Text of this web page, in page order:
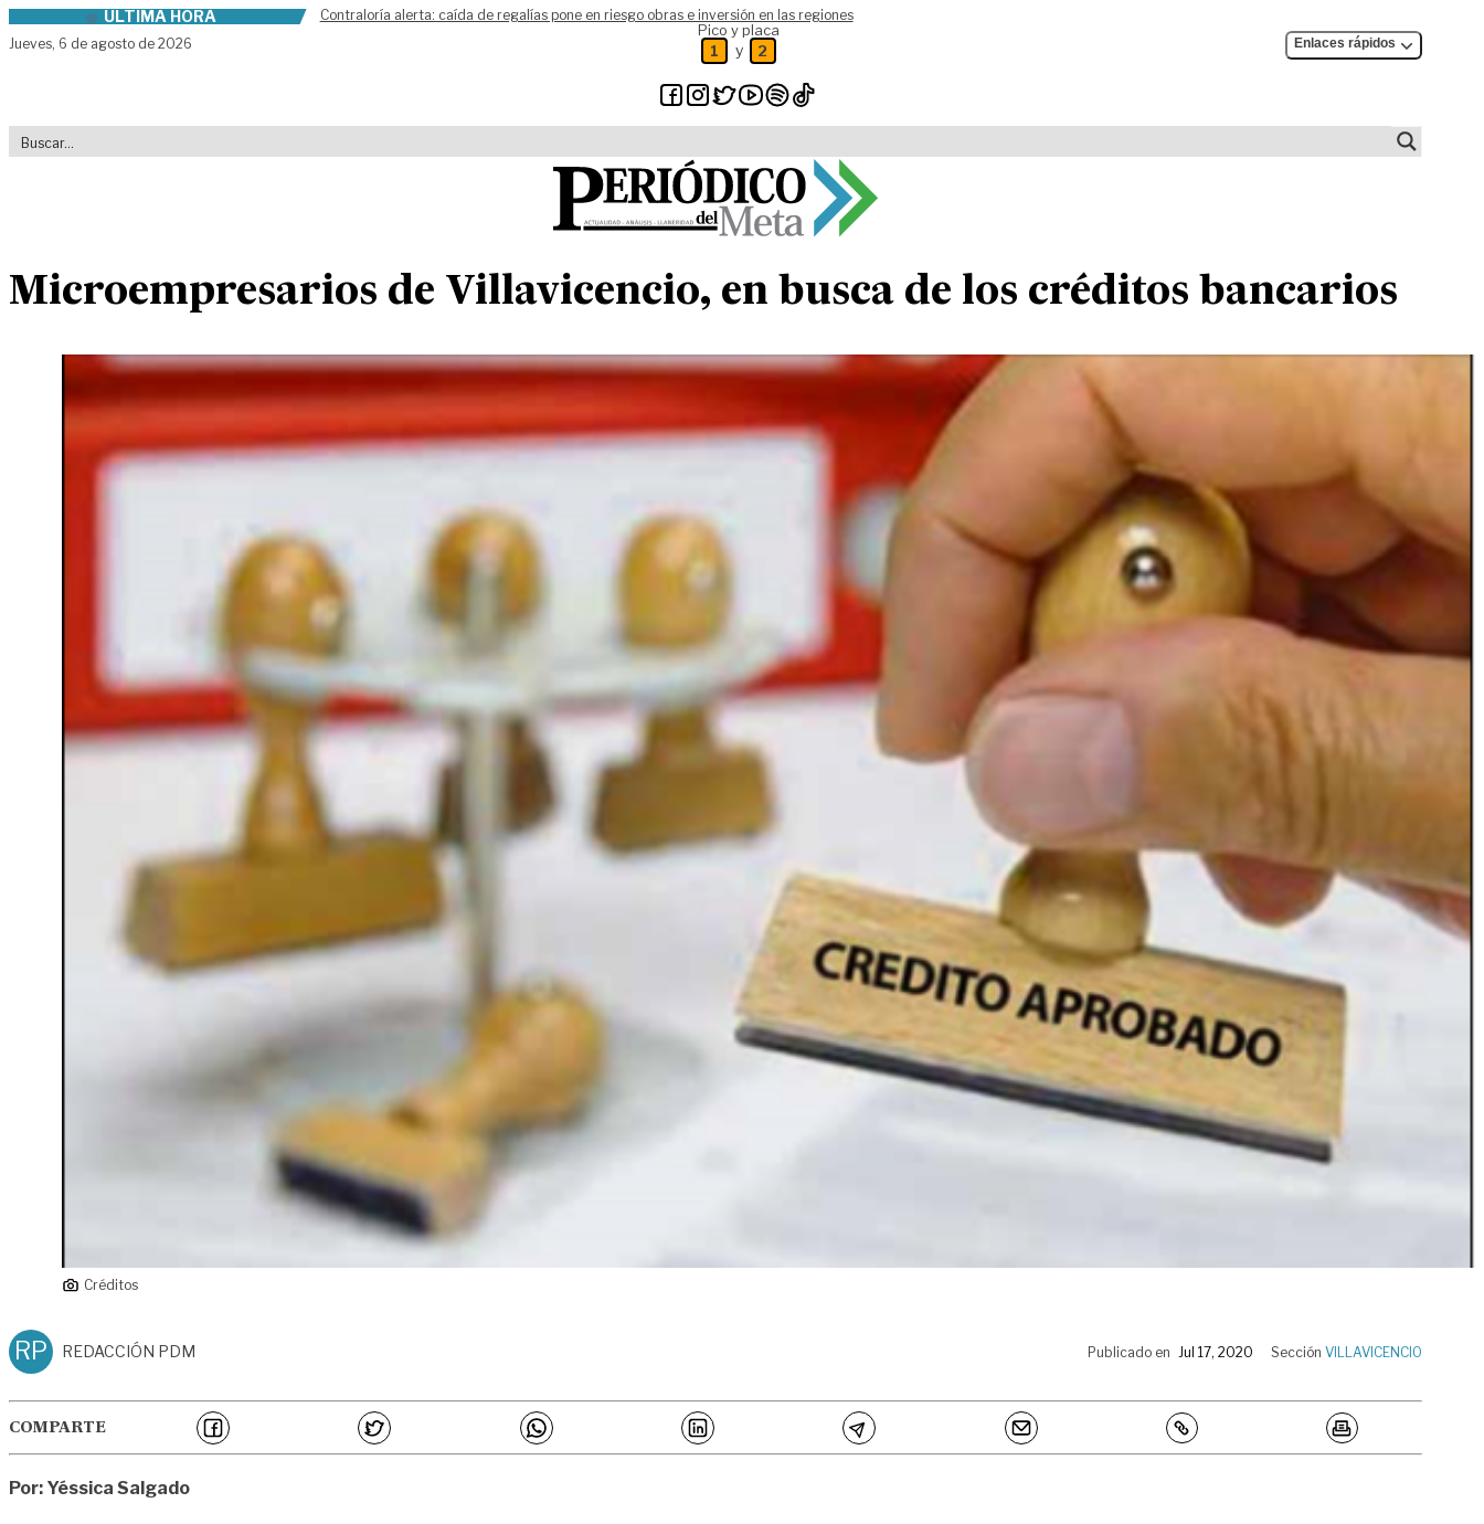
Skip to contentÚLTIMA HORA
Contraloría alerta: caída de regalías pone en riesgo obras e inversión en las regiones
Jueves, 6 de agosto de 2026
Pico y placa
1 y 2 Enlaces rápidos
Microempresarios de Villavicencio, en busca de los créditos bancarios
Créditos
RP REDACCIÓN PDM Publicado en Jul 17, 2020 Sección VILLAVICENCIO
COMPARTE
Por: Yéssica Salgado